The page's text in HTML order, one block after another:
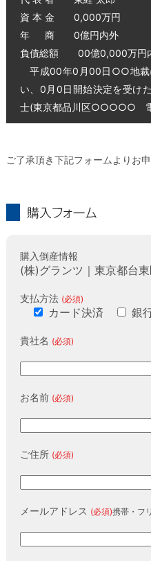
資 本 金 0,000万円
年 商 0億円内外
負債総額 00億0,000万円
平成00年0月00日○○地裁
い、0月0日開始決定を受
士(東京都品川区○○○○○
ご了承頂き下記フォームよりお申
購入倒産情報
(株)グランツ｜東京都台
支払方法 (必須)
カード決済 銀
貴社名 (必須)
お名前 (必須)
ご住所 (必須)
メールアドレス (必須)携帯・フ